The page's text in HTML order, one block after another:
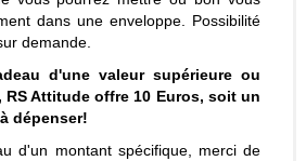
dans une enveloppe. Possibilité
demande.
d'une valeur supérieure ou
RS Attitude offre 10 Euros, soit un
dépenser!
d'un montant spécifique, merci de